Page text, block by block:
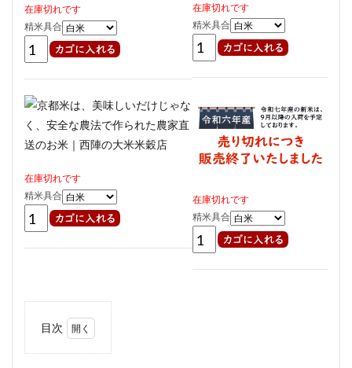
在庫切れです
精米具合
在庫切れです
精米具合
在庫切れです
精米具合
在庫切れです
精米具合
目次